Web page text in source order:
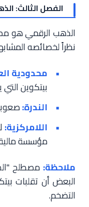
الفصل الثالث:
الذهب الرقمي هو
نظراً لخصائصه
محدودية
بيتكوين التي يمكن
الندرة:
اللامركزية:
مؤسسة
ملاحظة: مصطلح
البعض أن تقلبات
التضخم.